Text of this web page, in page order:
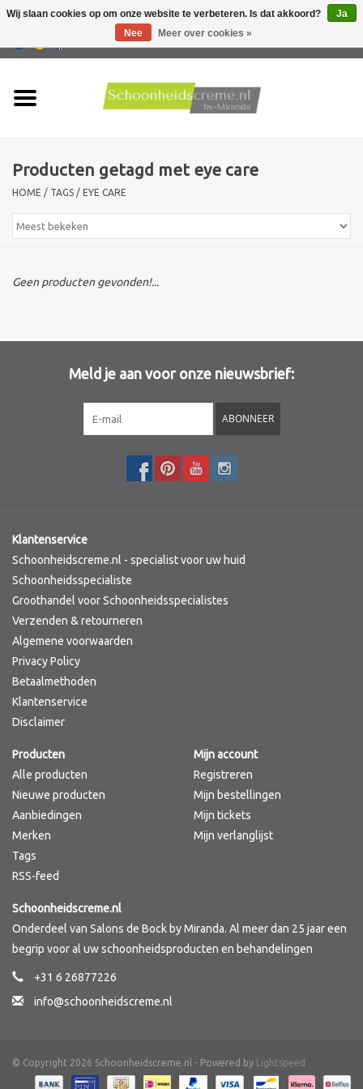
Producten
Huidproblemen
Pascaud
Fusion Meso
PCA SKINCARE
Ekseption Skincare
Blog
Merken
Producten getagd met eye care
HOME / TAGS / EYE CARE
Geen producten gevonden!...
Meld je aan voor onze nieuwsbrief:
ABONNEER
Klantenservice
Schoonheidscreme.nl - specialist voor uw huid
Schoonheidsspecialiste
Groothandel voor Schoonheidsspecialistes
Verzenden & retourneren
Algemene voorwaarden
Privacy Policy
Betaalmethoden
Klantenservice
Disclaimer
Producten
Alle producten
Nieuwe producten
Aanbiedingen
Merken
Tags
RSS-feed
Mijn account
Registreren
Mijn bestellingen
Mijn tickets
Mijn verlanglijst
Schoonheidscreme.nl
Onderdeel van Salons de Bock by Miranda. Al meer dan 25 jaar een
begrip voor al uw schoonheidsproducten en behandelingen
+31 6 26877226
info@schoonheidscreme.nl
© Copyright 2026 Schoonheidscreme.nl - Powered by Lightspeed
Wij slaan cookies op om onze website te verbeteren. Is dat akkoord?
Ja
Nee
Meer over cookies »